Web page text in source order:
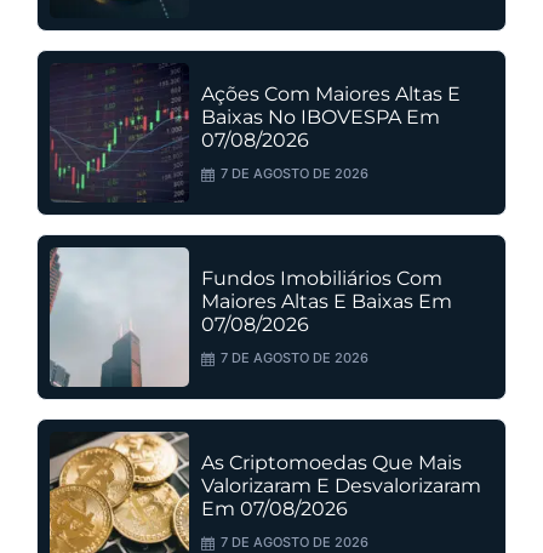
Ações Com Maiores Altas E
Baixas No IBOVESPA Em
07/08/2026
7 DE AGOSTO DE 2026
Fundos Imobiliários Com
Maiores Altas E Baixas Em
07/08/2026
7 DE AGOSTO DE 2026
As Criptomoedas Que Mais
Valorizaram E Desvalorizaram
Em 07/08/2026
7 DE AGOSTO DE 2026